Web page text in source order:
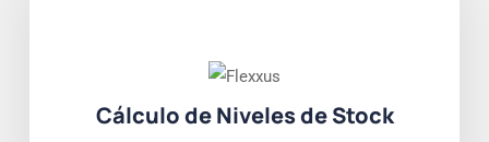
Cálculo de Niveles de Stock